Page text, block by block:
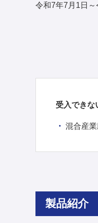
令和7年7月1日～
受入できな
混合産
製品紹介